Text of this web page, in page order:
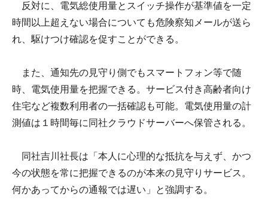
反対に、電気総使用量とスイッチ操作が基準値を一定
時間以上超えない場合についても危険察知メールが送ら
れ、駆けつけ確認を促すことができる。
また、通知先の見守り側でもスマートフォン等で随
時、電気使用量を把握できる。サービス付き高齢者向け
住宅など複数利用者の一括確認も可能。電気使用量の計
測値は１時間毎に同社クラウドサーバーへ保管される。
同社吉川社長は「本人に心理的な抵抗を与えず、かつ
今の状態を常に把握できるのが本来の見守りサービス。
何かあってからの通報では遅い」と強調する。